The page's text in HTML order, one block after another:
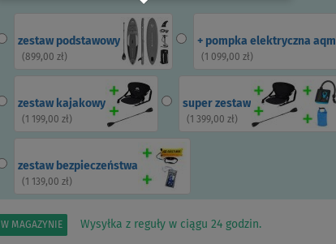
zestaw podstawowy
(899,00 zł)
+ pompka elektryczna aqm
( 1 099,00 zł)
zestaw kajakowy
( 1 199,00 zł)
super zestaw
( 1 399,00 zł)
zestaw bezpieczeństwa
( 1 139,00 zł)
W MAGAZYNIE Wysyłka z reguły w ciągu 24 godzin.